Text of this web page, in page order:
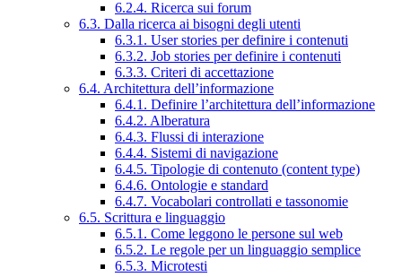
6.2.4. Ricerca sui forum
6.3. Dalla ricerca ai bisogni degli utenti
6.3.1. User stories per definire i contenuti
6.3.2. Job stories per definire i contenuti
6.3.3. Criteri di accettazione
6.4. Architettura dell’informazione
6.4.1. Definire l’architettura dell’informazione
6.4.2. Alberatura
6.4.3. Flussi di interazione
6.4.4. Sistemi di navigazione
6.4.5. Tipologie di contenuto (content type)
6.4.6. Ontologie e standard
6.4.7. Vocabolari controllati e tassonomie
6.5. Scrittura e linguaggio
6.5.1. Come leggono le persone sul web
6.5.2. Le regole per un linguaggio semplice
6.5.3. Microtesti